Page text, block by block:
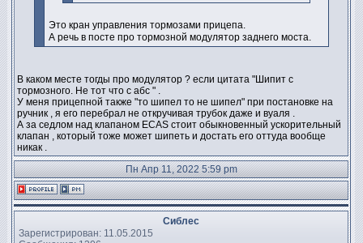
Это кран управления тормозами прицепа.
А речь в посте про тормозной модулятор заднего моста.
В каком месте тогды про модулятор ? если цитата "Шипит с
тормозного. Не тот что с абс " .
У меня прицепной также "то шипел то не шипел" при постановке на
ручник , я его перебрал не откручивая трубок даже и вуаля .
А за седлом над клапаном ECAS стоит обыкновенный ускорительный
клапан , который тоже может шипеть и достать его оттуда вообще
никак .
Пн Апр 11, 2022 5:59 pm
Сиблес
Зарегистрирован: 11.05.2015